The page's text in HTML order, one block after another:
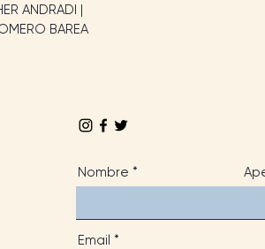
ANDRADI |
BAREA
Nombre
Email